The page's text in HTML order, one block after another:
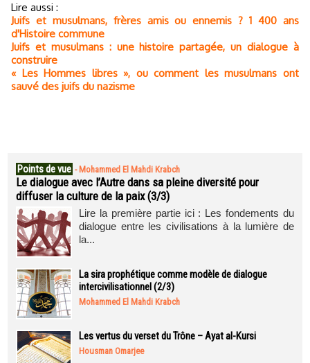
Lire aussi :
Juifs et musulmans, frères amis ou ennemis ? 1 400 ans
d'Histoire commune
Juifs et musulmans : une histoire partagée, un dialogue à
construire
« Les Hommes libres », ou comment les musulmans ont
sauvé des juifs du nazisme
Points de vue - Mohammed El Mahdi Krabch
Le dialogue avec l’Autre dans sa pleine diversité pour
diffuser la culture de la paix (3/3)
Lire la première partie ici : Les fondements du
dialogue entre les civilisations à la lumière de
la...
La sira prophétique comme modèle de dialogue
intercivilisationnel (2/3)
Mohammed El Mahdi Krabch
Les vertus du verset du Trône – Ayat al-Kursi
Housman Omarjee